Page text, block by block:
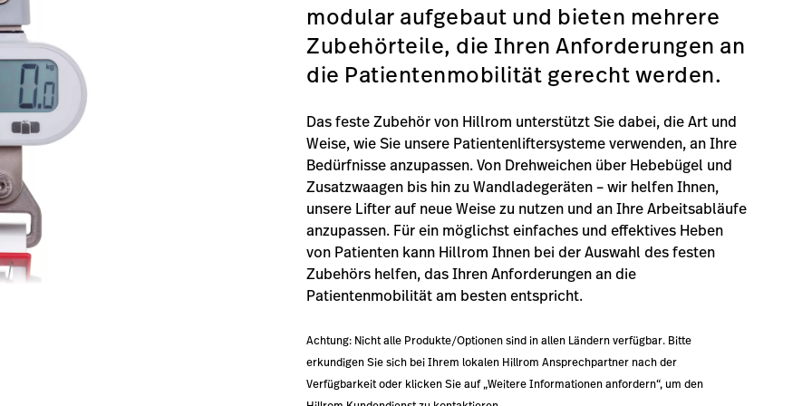
modular aufgebaut und bieten mehrere
Zubehörteile, die Ihren Anforderungen an
die Patientenmobilität gerecht werden.
Das feste Zubehör von Hillrom unterstützt Sie dabei, die Art und
Weise, wie Sie unsere Patientenliftersysteme verwenden, an Ihre
Bedürfnisse anzupassen. Von Drehweichen über Hebebügel und
Zusatzwaagen bis hin zu Wandladegeräten – wir helfen Ihnen,
unsere Lifter auf neue Weise zu nutzen und an Ihre Arbeitsabläufe
anzupassen. Für ein möglichst einfaches und effektives Heben
von Patienten kann Hillrom Ihnen bei der Auswahl des festen
Zubehörs helfen, das Ihren Anforderungen an die
Patientenmobilität am besten entspricht.
Achtung: Nicht alle Produkte/Optionen sind in allen Ländern verfügbar. Bitte
erkundigen Sie sich bei Ihrem lokalen Hillrom Ansprechpartner nach der
Verfügbarkeit oder klicken Sie auf „Weitere Informationen anfordern“, um den